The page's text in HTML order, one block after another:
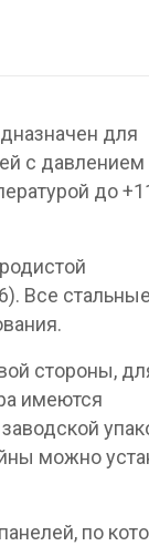
для
с
до
Все
стороны,
имеются
можно
по